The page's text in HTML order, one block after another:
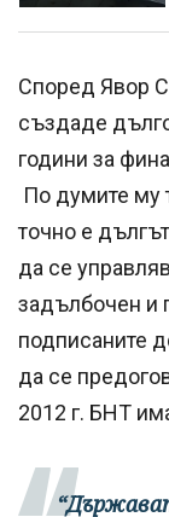
Според Явор
създаде
години за
По думите му
точно е
да се
задълбочен и
подписаните
да се
2012 г. БНТ